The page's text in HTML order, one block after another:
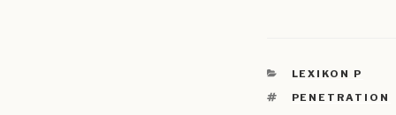
KATEGORIEN
LEXIKON P
PENETRATION